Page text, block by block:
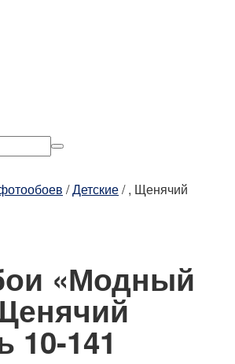
/Детские/, Щенячий
«Модный
10-141